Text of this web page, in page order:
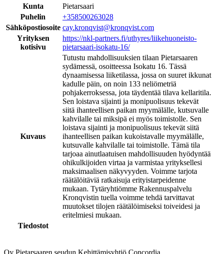
Kunta
Pietarsaari
Puhelin
+358500263028
Sähköpostiosoite cay.kronqvist@kronqvist.com
Yrityksen
kotisivu
https://nkl-partners.fi/uthyres/liikehuoneisto-
pietarsaari-isokatu-16/
Kuvaus
Tutustu mahdollisuuksien tilaan Pietarsaaren
sydämessä, osoitteessa Isokatu 16. Tässä
dynaamisessa liiketilassa, jossa on suuret ikkunat
kadulle päin, on noin 133 neliömetriä
pohjakerroksessa, jota täydentää tilava kellaritila.
Sen loistava sijainti ja monipuolisuus tekevät
siitä ihanteellisen paikan myymälälle, kutsuvalle
kahvilalle tai miksipä ei myös toimistolle. Sen
loistava sijainti ja monipuolisuus tekevät siitä
ihanteellisen paikan kukoistavalle myymälälle,
kutsuvalle kahvilalle tai toimistolle. Tämä tila
tarjoaa ainutlaatuisen mahdollisuuden hyödyntää
ohikulkijoiden virtaa ja varmistaa yrityksellesi
maksimaalisen näkyvyyden. Voimme tarjota
räätälöitäviä ratkaisuja erityistarpeidenne
mukaan. Tytäryhtiömme Rakennuspalvelu
Kronqvistin tuella voimme tehdä tarvittavat
muutokset tilojen räätälöimiseksi toiveidesi ja
eritelmiesi mukaan.
Tiedostot
Oy Pietarsaaren seudun Kehittämisyhtiö Concordia